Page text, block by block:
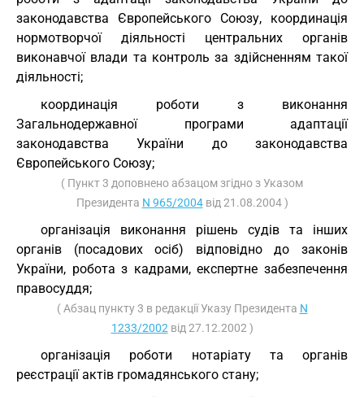
законодавства Європейського Союзу, координація
нормотворчої діяльності центральних органів
виконавчої влади та контроль за здійсненням такої
діяльності;
координація роботи з виконання
Загальнодержавної програми адаптації
законодавства України до законодавства
Європейського Союзу;
( Пункт 3 доповнено абзацом згідно з Указом
Президента N 965/2004від 21.08.2004 )
організація виконання рішень судів та інших
органів (посадових осіб) відповідно до законів
України, робота з кадрами, експертне забезпечення
правосуддя;
( Абзац пункту 3 в редакції Указу Президента N
1233/2002 від 27.12.2002 )
організація роботи нотаріату та органів
реєстрації актів громадянського стану;